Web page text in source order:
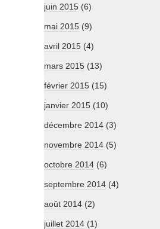
juin 2015 (6)
mai 2015 (9)
avril 2015 (4)
mars 2015 (13)
février 2015 (15)
janvier 2015 (10)
décembre 2014 (3)
novembre 2014 (5)
octobre 2014 (6)
septembre 2014 (4)
août 2014 (2)
juillet 2014 (1)